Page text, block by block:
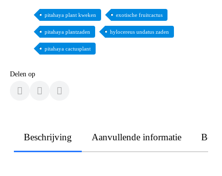
pitahaya plant kweken exotische fruitcactus
pitahaya plantzaden hylocereus undatus zaden
pitahaya cactusplant
Delen op
Beschrijving Aanvullende informatie